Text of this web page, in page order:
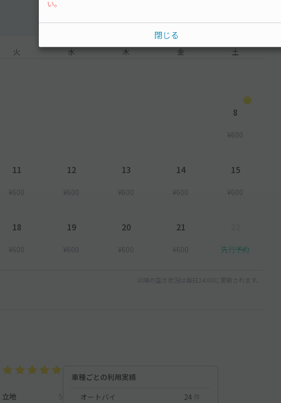
火 水 木 金 土
8
¥600
11
¥600
12
¥600
13
¥600
14
¥600
15
¥600
18
¥600
19
¥600
20
¥600
21
¥600 先行予約
以降の空き状況は毎日24:00に更新されます。
立地
5
車種ごとの利用実績
オートバイ
24 件
い。
閉じる